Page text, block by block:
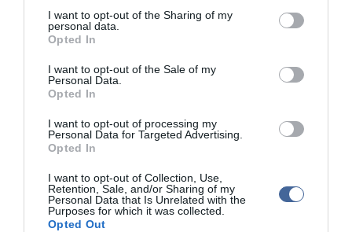
not limited to your visit or usage behaviour. You may click to
grant or deny consent to Google and its third-party tags to
use your data for below specified purposes in below Google
consent section.
I want to opt-out of the Sharing of my
personal data.
Opted In
I want to opt-out of the Sale of my
Personal Data.
Opted In
I want to opt-out of processing my
Personal Data for Targeted Advertising.
Opted In
I want to opt-out of Collection, Use,
Retention, Sale, and/or Sharing of my
Personal Data that Is Unrelated with the
Purposes for which it was collected.
Opted Out
Nem jött össze a csempésztrükk: kutyakennelbe rejtették a
szajrét